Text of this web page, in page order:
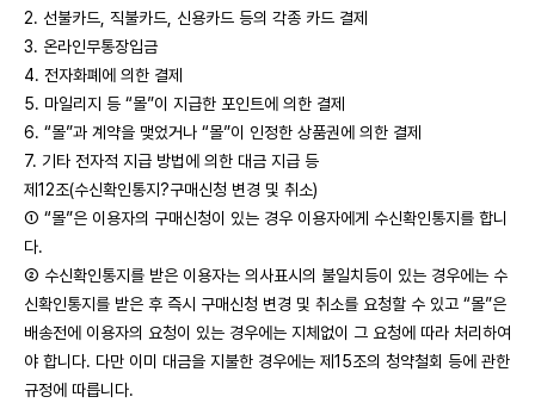
2. 선불카드, 직불카드, 신용카드 등의 각종 카드 결제
3. 온라인무통장입금
4. 전자화폐에 의한 결제
5. 마일리지 등 “몰”이 지급한 포인트에 의한 결제
6. “몰”과 계약을 맺었거나 “몰”이 인정한 상품권에 의한 결제
7. 기타 전자적 지급 방법에 의한 대금 지급 등
제12조(수신확인통지?구매신청 변경 및 취소)
① “몰”은 이용자의 구매신청이 있는 경우 이용자에게 수신확인통지를 합니
다.
② 수신확인통지를 받은 이용자는 의사표시의 불일치등이 있는 경우에는 수
신확인통지를 받은 후 즉시 구매신청 변경 및 취소를 요청할 수 있고 “몰”은
배송전에 이용자의 요청이 있는 경우에는 지체없이 그 요청에 따라 처리하여
야 합니다. 다만 이미 대금을 지불한 경우에는 제15조의 청약철회 등에 관한
규정에 따릅니다.